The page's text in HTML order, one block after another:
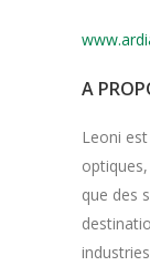
A
Leoni
que des